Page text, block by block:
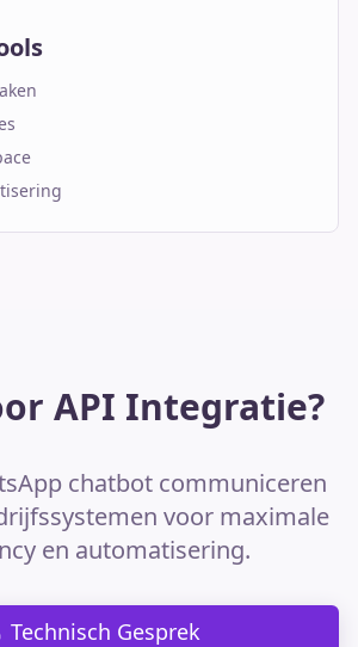
API Integratie?
chatbot communiceren
voor maximale
en automatisering.
Technisch Gesprek